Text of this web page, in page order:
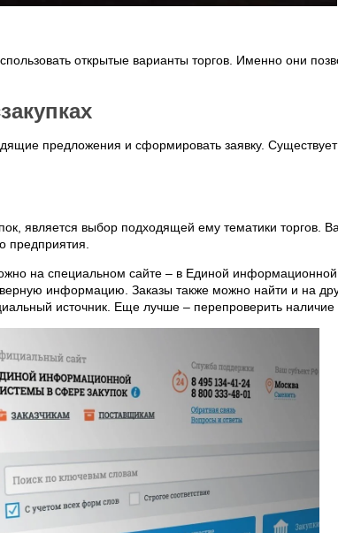
открытые варианты торгов. Именно они
предложения и сформировать заявку.
является выбор подходящей ему тематики торгов.
предприятия.
на специальном сайте – в Единой
информацию. Заказы также можно найти и на
источник. Еще лучше – перепроверить наличие